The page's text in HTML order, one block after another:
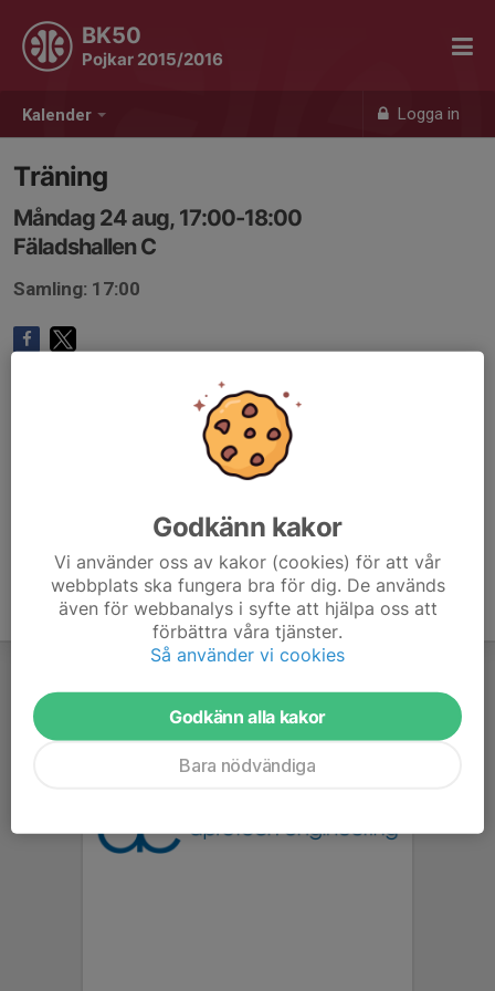
Kalender Logga in
BK50
Pojkar 2015/2016
Träning
Måndag 24 aug, 17:00-18:00
Fäladshallen C
Samling: 17:00
Anmälan är öppen för lagets medlemmar.
Godkänn kakor
Vi använder oss av kakor (cookies) för att vår
webbplats ska fungera bra för dig. De används
även för webbanalys i syfte att hjälpa oss att
förbättra våra tjänster.
Så använder vi cookies
Godkänn alla kakor
Bara nödvändiga